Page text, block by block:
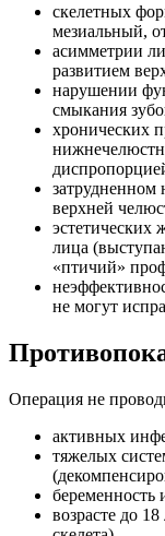
скелетных
мезиальный,
асимметрии
развитием
нарушении
смыкания
хронических
затрудненном
верхней
эстетических
лица
«птичий»
не могут
Операция не
активных
тяжелых
беременность
возрасте до